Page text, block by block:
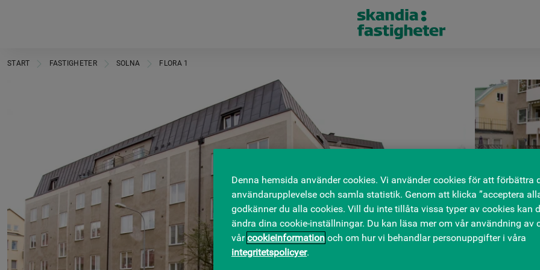
START FASTIGHETER SOLNA FLORA 1
Denna hemsida använder cookies. Vi använder cookies för att förbättra
användarupplevelse och samla statistik. Genom att klicka ”acceptera
godkänner du alla cookies. Vill du inte tillåta vissa typer av cookies kan
ändra dina cookie-inställningar. Du kan läsa mer om vår användning av
vårcookieinformation och om hur vi behandlar personuppgifter i våra
integritetspolicyer.